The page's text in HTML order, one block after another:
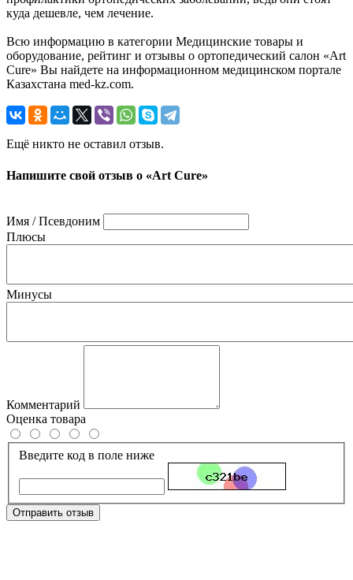
куда дешевле, чем лечение.
Всю информацию в категории Медицинские товары и
оборудование, рейтинг и отзывы о ортопедический салон «Art
Cure» Вы найдете на информационном медицинском портале
Казахстана med-kz.com.
Ещё никто не оставил отзыв.
Напишите свой отзыв о «Art Cure»
Имя / Псевдоним
Плюсы
Минусы
Комментарий
Оценка товара
Введите код в поле ниже
Отправить отзыв